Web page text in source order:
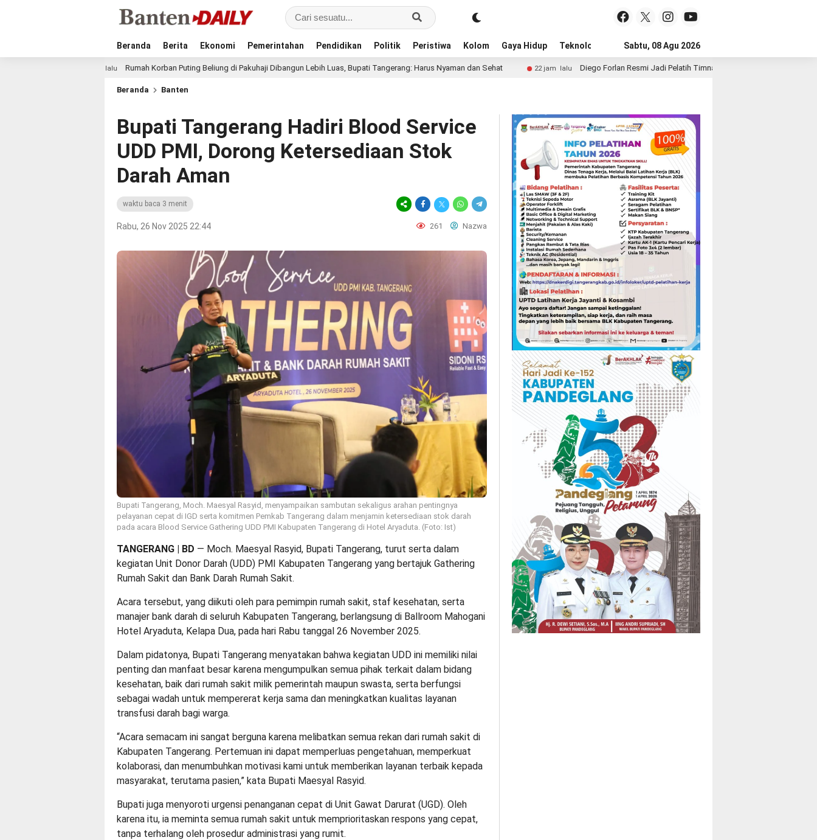
Beranda Berita Ekonomi Pemerintahan Pendidikan Politik Peristiwa Kolom Gaya Hidup Teknologi Advertorial Tips
Sabtu, 08 Agu 2026
Rumah Korban Puting Beliung di Pakuhaji Dibangun Lebih Luas, Bupati Tangerang: Harus Nyaman dan Sehat 22 jam lalu Diego Forlan Resmi Jadi Pelatih Timnas Uruguay, Era Baru La Celeste Dimulai
Beranda Banten
Bupati Tangerang Hadiri Blood Service
UDD PMI, Dorong Ketersediaan Stok
Darah Aman
waktu baca 3 menit
Rabu, 26 Nov 2025 22:44 261 Nazwa
Bupati Tangerang, Moch. Maesyal Rasyid, menyampaikan sambutan sekaligus arahan pentingnya
pelayanan cepat di IGD serta komitmen Pemkab Tangerang dalam menjamin ketersediaan stok darah
pada acara Blood Service Gathering UDD PMI Kabupaten Tangerang di Hotel Aryaduta. (Foto: Ist)
TANGERANG | BD — Moch. Maesyal Rasyid, Bupati Tangerang, turut serta dalam
kegiatan Unit Donor Darah (UDD) PMI Kabupaten Tangerang yang bertajuk Gathering
Rumah Sakit dan Bank Darah Rumah Sakit.
Acara tersebut, yang diikuti oleh para pemimpin rumah sakit, staf kesehatan, serta
manajer bank darah di seluruh Kabupaten Tangerang, berlangsung di Ballroom Mahogani
Hotel Aryaduta, Kelapa Dua, pada hari Rabu tanggal 26 November 2025.
Dalam pidatonya, Bupati Tangerang menyatakan bahwa kegiatan UDD ini memiliki nilai
penting dan manfaat besar karena mengumpulkan semua pihak terkait dalam bidang
kesehatan, baik dari rumah sakit milik pemerintah maupun swasta, serta berfungsi
sebagai wadah untuk mempererat kerja sama dan meningkatkan kualitas layanan
transfusi darah bagi warga.
“Acara semacam ini sangat berguna karena melibatkan semua rekan dari rumah sakit di
Kabupaten Tangerang. Pertemuan ini dapat memperluas pengetahuan, memperkuat
kolaborasi, dan menumbuhkan motivasi kami untuk memberikan layanan terbaik kepada
masyarakat, terutama pasien,” kata Bupati Maesyal Rasyid.
Bupati juga menyoroti urgensi penanganan cepat di Unit Gawat Darurat (UGD). Oleh
karena itu, ia meminta semua rumah sakit untuk memprioritaskan respons yang cepat,
tanpa terhalang oleh prosedur administrasi yang rumit.